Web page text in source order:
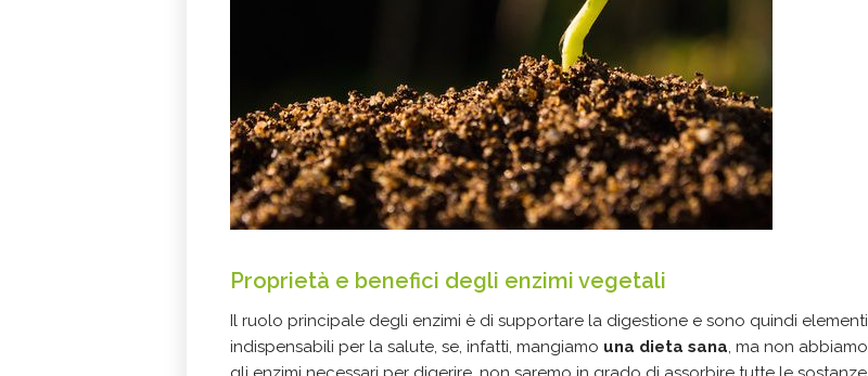
Proprietà e benefici degli enzimi vegetali
Il ruolo principale degli enzimi è di supportare la digestione e sono quindi elementi
indispensabili per la salute, se, infatti, mangiamo una dieta sana, ma non abbiamo